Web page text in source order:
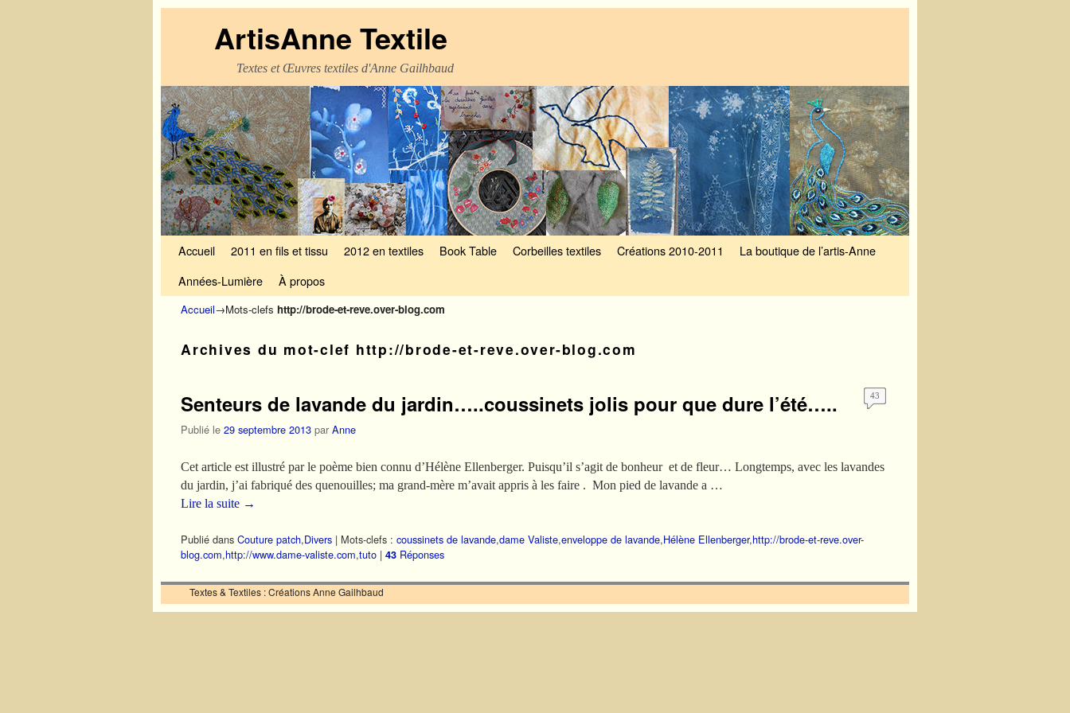
ArtisAnne Textile
Textes et Œuvres textiles d'Anne Gailhbaud
Accueil 2011 en fils et tissu 2012 en textiles Book Table Corbeilles textiles Créations 2010-2011
La boutique de l’artis-Anne
Années-Lumière
À propos
Accueil→Mots-clefs http://brode-et-reve.over-blog.com
Archives du mot-clef http://brode-et-reve.over-blog.com
Senteurs de lavande du jardin…..coussinets jolis pour que dure l’été…..
Publié le 29 septembre 2013 par Anne
43
Cet article est illustré par le poème bien connu d’Hélène Ellenberger. Puisqu’il s’agit de bonheur et de fleur… Longtemps, avec les lavandes
du jardin, j’ai fabriqué des quenouilles; ma grand-mère m’avait appris à les faire . Mon pied de lavande a …
Lire la suite →
Publié dans Couture patch,Divers | Mots-clefs : coussinets de lavande,dame Valiste,enveloppe de lavande,Hélène Ellenberger,http://brode-et-reve.over-
blog.com,http://www.dame-valiste.com,tuto | 43 Réponses
Textes & Textiles : Créations Anne Gailhbaud